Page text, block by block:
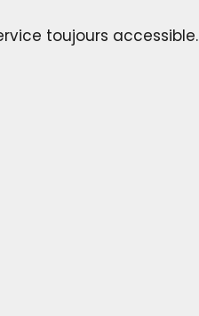
toujours accessible.